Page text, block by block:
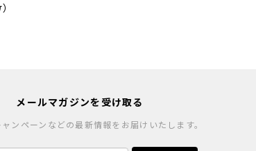
メールマガジンを受け取る
ンペーンなどの最新情報をお届けいたします。